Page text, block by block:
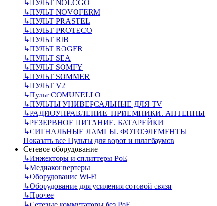
↳ПУЛЬТ NOLOGO
↳ПУЛЬТ NOVOFERM
↳ПУЛЬТ PRASTEL
↳ПУЛЬТ PROTECO
↳ПУЛЬТ RIB
↳ПУЛЬТ ROGER
↳ПУЛЬТ SEA
↳ПУЛЬТ SOMFY
↳ПУЛЬТ SOMMER
↳ПУЛЬТ V2
↳Пульт СOMUNELLO
↳ПУЛЬТЫ УНИВЕРСАЛЬНЫЕ ДЛЯ TV
↳РАДИОУПРАВЛЕНИЕ. ПРИЕМНИКИ. АНТЕННЫ
↳РЕЗЕРВНОЕ ПИТАНИЕ. БАТАРЕЙКИ
↳СИГНАЛЬНЫЕ ЛАМПЫ. ФОТОЭЛЕМЕНТЫ
Показать все Пульты для ворот и шлагбаумов
Сетевое оборудование
↳Инжекторы и сплиттеры РоЕ
↳Медиаконвертеры
↳Оборудование Wi-Fi
↳Оборудование для усиления сотовой связи
↳Прочее
↳Сетевые коммутаторы без РоЕ